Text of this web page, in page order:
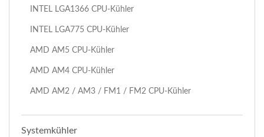
INTEL LGA1366 CPU-Kühler
INTEL LGA775 CPU-Kühler
AMD AM5 CPU-Kühler
AMD AM4 CPU-Kühler
AMD AM2 / AM3 / FM1 / FM2 CPU-Kühler
Systemkühler